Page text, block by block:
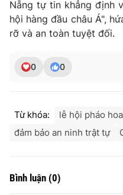
Nẵng tự tin khẳng định
hội hàng đầu châu Á",
rỡ và an toàn tuyệt đối.
0 0
Từ khóa: lễ hội pháo
đảm bảo an ninh trật tự
Bình luận (0)